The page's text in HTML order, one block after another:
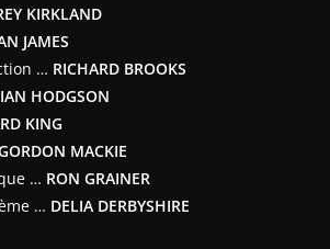
KIRKLAND
JAMES
… RICHARD BROOKS
HODGSON
KING
MACKIE
… RON GRAINER
… DELIA DERBYSHIRE